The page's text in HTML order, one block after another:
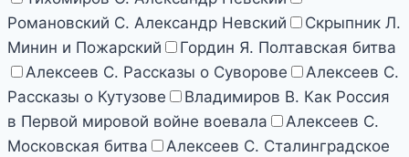
Романовский С. Александр Невский
Скрыпник Л.
Минин и Пожарский
Гордин Я. Полтавская битва
Алексеев С. Рассказы о Суворове
Алексеев С.
Рассказы о Кутузове
Владимиров В. Как Россия
в Первой мировой войне воевала
Алексеев С.
Московская битва
Алексеев С. Сталинградское